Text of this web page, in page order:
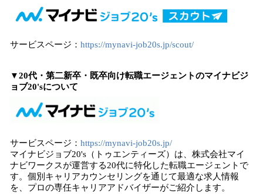
サービスページ： https://mynavi-job20s.jp/scout/
▼20代・第二新卒・既卒向け転職エージェントのマイナビジ
ョブ20'sについて
サービスページ： https://mynavi-job20s.jp/
マイナビジョブ20's（トゥエンティーズ）は、株式会社マイ
ナビワークスが運営する20代に特化した転職エージェントで
す。個別キャリアカウンセリングを通じて最適な求人情報
を、プロの専任キャリアアドバイザーがご紹介します。